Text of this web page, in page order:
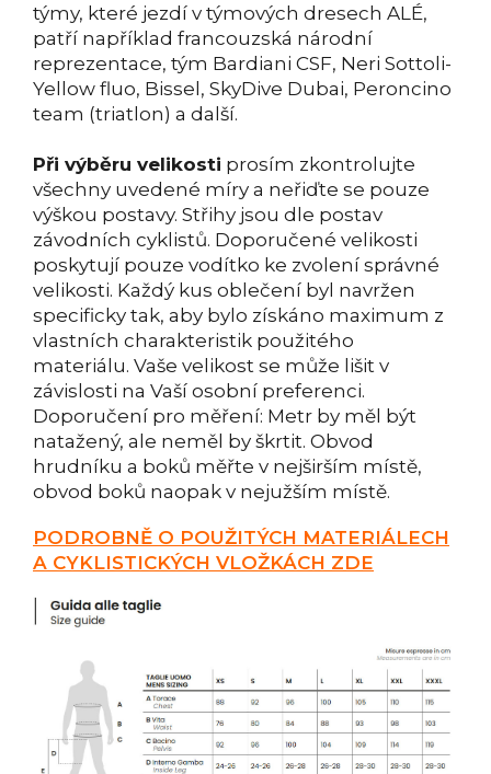
týmy, které jezdí v týmových dresech ALÉ,
patří například francouzská národní
reprezentace, tým Bardiani CSF, Neri Sottoli-
Yellow fluo, Bissel, SkyDive Dubai, Peroncino
team (triatlon) a další.
Při výběru velikosti prosím zkontrolujte
všechny uvedené míry a neřiďte se pouze
výškou postavy. Střihy jsou dle postav
závodních cyklistů. Doporučené velikosti
poskytují pouze vodítko ke zvolení správné
velikosti. Každý kus oblečení byl navržen
specificky tak, aby bylo získáno maximum z
vlastních charakteristik použitého
materiálu. Vaše velikost se může lišit v
závislosti na Vaší osobní preferenci.
Doporučení pro měření: Metr by měl být
natažený, ale neměl by škrtit. Obvod
hrudníku a boků měřte v nejširším místě,
obvod boků naopak v nejužším místě.
PODROBNĚ O POUŽITÝCH MATERIÁLECH
A CYKLISTICKÝCH VLOŽKÁCH ZDE